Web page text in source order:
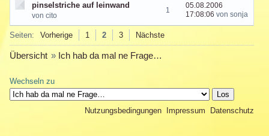
pinselstriche auf leinwand
von cito
1
05.08.2006
17:08:06 von sonja
Seiten: Vorherige 1 2 3 Nächste
Übersicht » Ich hab da mal ne Frage…
Wechseln zu
Nutzungsbedingungen Impressum Datenschutz